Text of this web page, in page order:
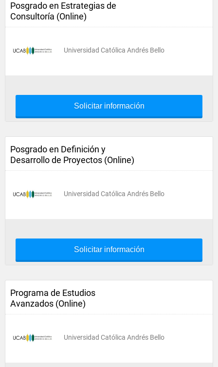
Posgrado en Estrategias de
Consultoría (Online)
Universidad Católica Andrés Bello
Solicitar información
Posgrado en Definición y
Desarrollo de Proyectos (Online)
Universidad Católica Andrés Bello
Solicitar información
Programa de Estudios
Avanzados (Online)
Universidad Católica Andrés Bello